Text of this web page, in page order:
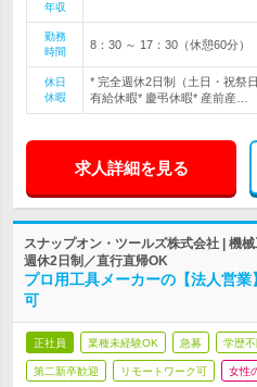
年収
勤務
時間
8：30 ～ 17：30（休憩60分）
休日
休暇
* 完全週休2日制（土日・祝祭
有給休暇* 慶弔休暇* 産前産…
求人詳細を見る
スナップオン・ツールズ株式会社 | 機
週休2日制／直行直帰OK
プロ用工具メーカーの【法人営
可
正社員 業種未経験OK 急募 学歴不
第二新卒歓迎 リモートワーク可 女性